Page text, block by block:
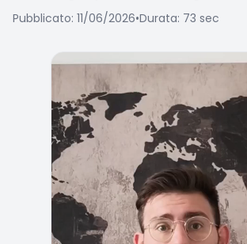
Pubblicato: 11/06/2026•Durata: 73 sec